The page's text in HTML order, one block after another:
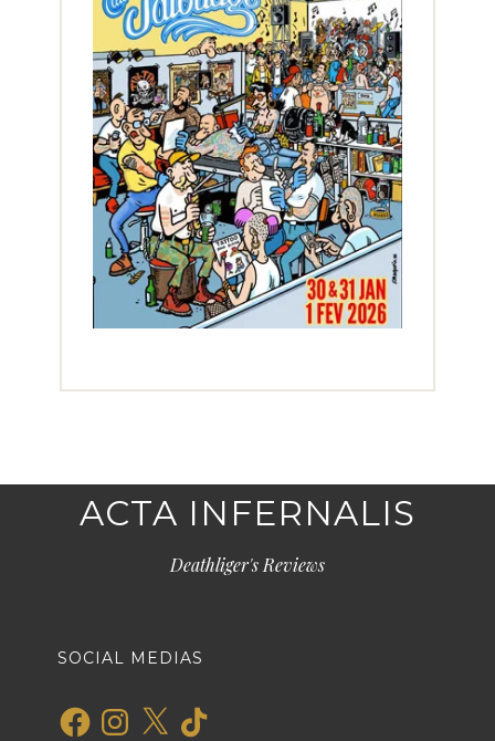
ACTA INFERNALIS
Deathliger's Reviews
SOCIAL MEDIAS
FacebookInstagram
X TikTok